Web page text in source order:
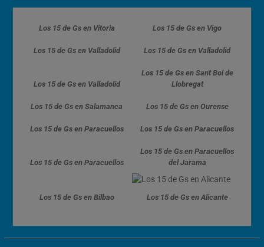
Los 15 de Gs en Vitoria Los 15 de Gs en Vigo
Los 15 de Gs en Valladolid Los 15 de Gs en Valladolid
Los 15 de Gs en Valladolid
Los 15 de Gs en Sant Boi de
Llobregat
Los 15 de Gs en Salamanca Los 15 de Gs en Ourense
Los 15 de Gs en Paracuellos Los 15 de Gs en Paracuellos
Los 15 de Gs en Paracuellos
Los 15 de Gs en Paracuellos
del Jarama
Los 15 de Gs en Bilbao Los 15 de Gs en Alicante